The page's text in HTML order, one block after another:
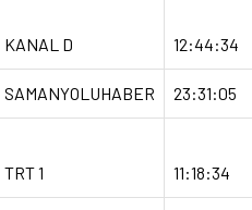
KANAL D 12:44:34
SAMANYOLUHABER 23:31:05
TRT 1 11:18:34